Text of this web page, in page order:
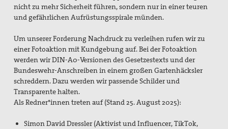
nicht zu mehr Sicherheit führen, sondern nur in einer teuren
und gefährlichen Aufrüstungsspirale münden.
Um unserer Forderung Nachdruck zu verleihen rufen wir zu
einer Fotoaktion mit Kundgebung auf. Bei der Fotoaktion
werden wir DIN-A0-Versionen des Gesetzestexts und der
Bundeswehr-Anschreiben in einem großen Gartenhäcksler
schreddern. Dazu werden wir passende Schilder und
Transparente halten.
Als Redner*innen treten auf (Stand 25. August 2025):
Simon David Dressler (Aktivist und Influencer, TikTok,